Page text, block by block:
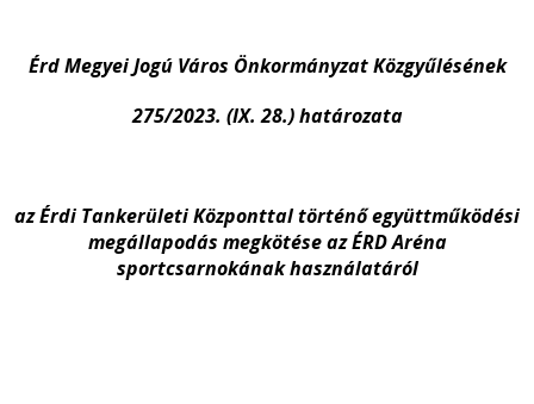
Érd Megyei Jogú Város Önkormányzat Közgyűlésének
275/2023. (IX. 28.) határozata
az Érdi Tankerületi Központtal történő együttműködési
megállapodás megkötése az ÉRD Aréna
sportcsarnokának használatáról